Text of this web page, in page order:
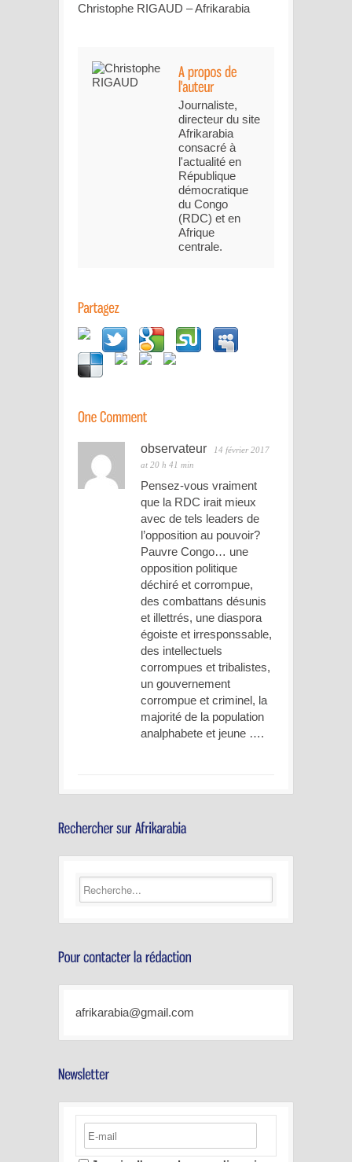
Christophe RIGAUD – Afrikarabia
Journaliste,
directeur du site
Afrikarabia
consacré à
l'actualité en
République
démocratique
du Congo
(RDC) et en
Afrique
centrale.
observateur
14 février 2017
at 20 h 41 min
Pensez-vous vraiment
que la RDC irait mieux
avec de tels leaders de
l’opposition au pouvoir?
Pauvre Congo… une
opposition politique
déchiré et corrompue,
des combattans désunis
et illettrés, une diaspora
égoiste et irresponssable,
des intellectuels
corrompues et tribalistes,
un gouvernement
corrompue et criminel, la
majorité de la population
analphabete et jeune ….
afrikarabia@gmail.com